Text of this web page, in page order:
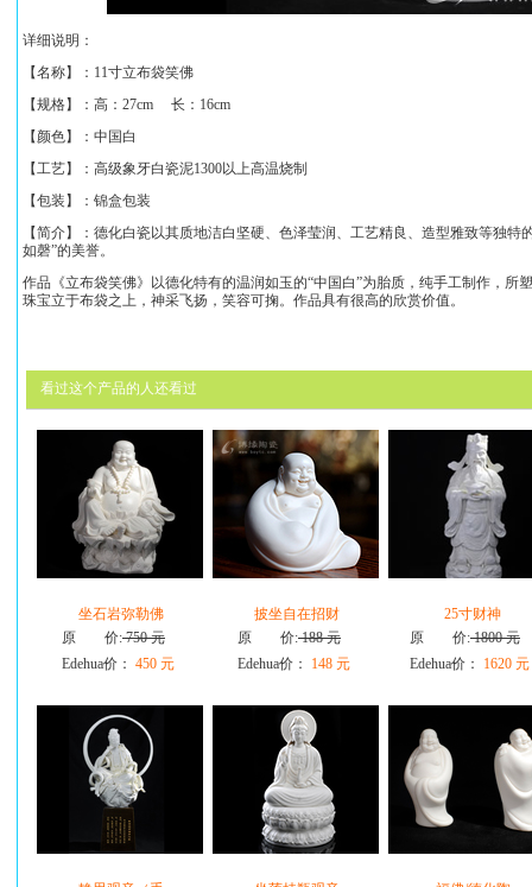
详细说明：
【名称】： 11寸立布袋笑佛
【规格】： 高：27cm 长：16cm
【颜色】：中国白
【工艺】：高级象牙白瓷泥1300以上高温烧制
【包装】：锦盒包装
【简介】：德化白瓷以其质地洁白坚硬、色泽莹润、工艺精良、造型雅致等独
如磬”的美誉。
作品《立布袋笑佛》以德化特有的温润如玉的“中国白”为胎质，纯手工制作，所
珠宝立于布袋之上，神采飞扬，笑容可掬。 作品具有很高的欣赏价值。
看过这个产品的人还看过
坐石岩弥勒佛
原 价:750 元
Edehua价： 450 元
披坐自在招财
原 价:188 元
Edehua价：
148 元
25寸财神
原 价:1800 元
Edehua价：
1620 元